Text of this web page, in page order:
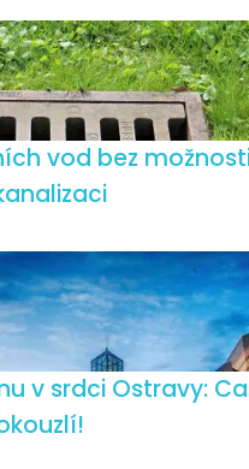
vod bez
v srdci Ostravy: